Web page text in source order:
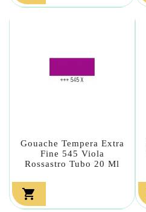
Gouache Tempera Extra
Fine 545 Viola
Rossastro Tubo 20 Ml
